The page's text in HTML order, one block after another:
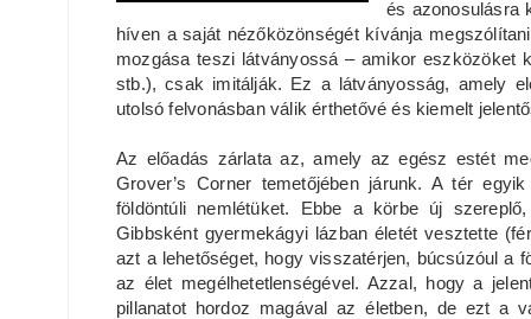
és azonosulásra
híven a saját nézőközönségét kívánja
mozgása teszi látványossá – amikor eszközöket
stb.), csak imitálják. Ez a látványosság, amely
utolsó felvonásban válik érthetővé és kiemelt
Az előadás zárlata az, amely az egész estét
Grover’s Corner temetőjében járunk. A tér
földöntúli nemlétüket. Ebbe a körbe új
Gibbsként gyermekágyi lázban életét vesztette
azt a lehetőséget, hogy visszatérjen, búcsúzóul a
az élet megélhetetlenségével. Azzal, hogy a
pillanatot hordoz magával az életben, de ezt a